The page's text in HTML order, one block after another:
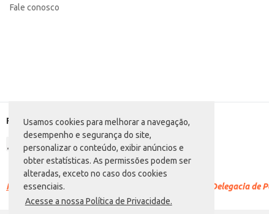
Usamos cookies para melhorar a navegação,
desempenho e segurança do site,
personalizar o conteúdo, exibir anúncios e
obter estatísticas. As permissões podem ser
alteradas, exceto no caso dos cookies
essenciais.
Acesse a nossa Política de Privacidade.
Fale conosco
Formas de pagamento
Racismo é crime. Denuncie. Disque 100 ou procure a Delegacia